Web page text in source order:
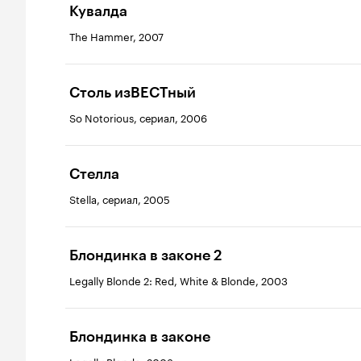
Кувалда
The Hammer, 2007
Столь изВЕСТный
So Notorious, сериал, 2006
Стелла
Stella, сериал, 2005
Блондинка в законе 2
Legally Blonde 2: Red, White & Blonde, 2003
Блондинка в законе